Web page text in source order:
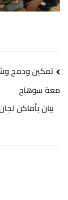
تمكين ودمج
معة سوهاج